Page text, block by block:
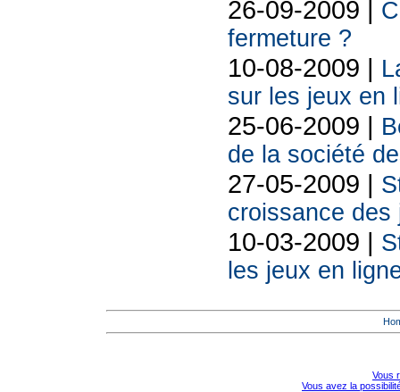
26-09-2009 |
fermeture ?
10-08-2009 |
sur les jeux en
25-06-2009 |
de la société
27-05-2009 |
croissance des
10-03-2009 |
les jeux en
Vous
Vous avez la